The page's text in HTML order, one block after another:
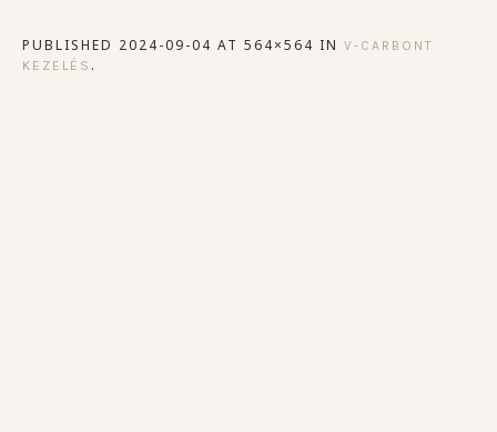
PUBLISHED 2024-09-04 AT 564×564 IN V-CARBONT
KEZELÉS .